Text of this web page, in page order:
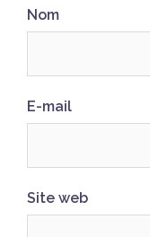
Nom
E-mail
Site web